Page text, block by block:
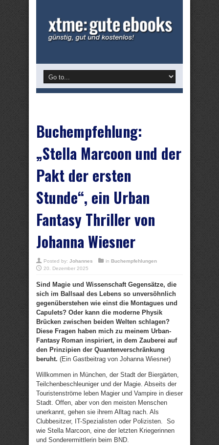
Buchempfehlung:
„Stella Marcoon und der
Pakt der ersten
Stunde“, ein Urban
Fantasy Thriller von
Johanna Wiesner
Posted by: Johannes in Buchempfehlungen
20. Dezember 2025
Sind Magie und Wissenschaft Gegensätze, die
sich im Ballsaal des Lebens so unversöhnlich
gegenüberstehen wie einst die Montagues und
Capulets? Oder kann die moderne Physik
Brücken zwischen beiden Welten schlagen?
Diese Fragen haben mich zu meinem Urban-
Fantasy Roman inspiriert, in dem Zauberei auf
den Prinzipien der Quantenverschränkung
beruht. (Ein Gastbeitrag von Johanna Wiesner)
Willkommen in München, der Stadt der Biergärten,
Teilchenbeschleuniger und der Magie. Abseits der
Touristenströme leben Magier und Vampire in dieser
Stadt. Offen, aber von den meisten Menschen
unerkannt, gehen sie ihrem Alltag nach. Als
Clubbesitzer, IT-Spezialisten oder Polizisten. So
wie Stella Marcoon, eine der letzten Kriegerinnen
und Sonderermittlerin beim BND.